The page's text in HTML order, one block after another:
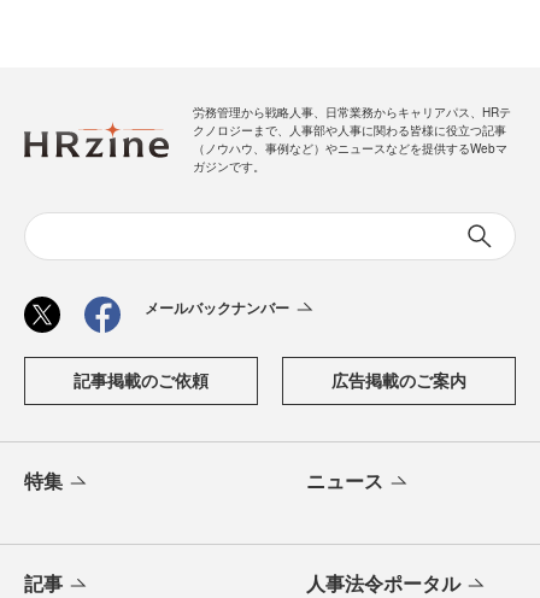
労務管理から戦略人事、日常業務からキャリアパス、HRテ
クノロジーまで、人事部や人事に関わる皆様に役立つ記事
（ノウハウ、事例など）やニュースなどを提供するWebマ
ガジンです。
メールバックナンバー
記事掲載のご依頼 広告掲載のご案内
特集 ニュース
記事 人事法令ポータル